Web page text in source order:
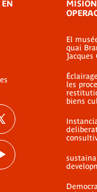
El
quai
Jacques
les
biens